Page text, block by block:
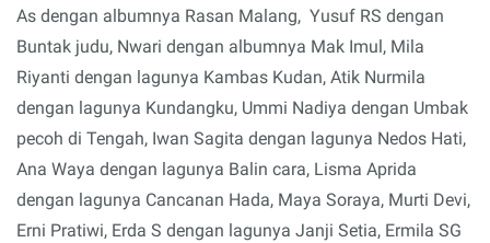
As dengan albumnya Rasan Malang, Yusuf RS dengan
Buntak judu, Nwari dengan albumnya Mak Imul, Mila
Riyanti dengan lagunya Kambas Kudan, Atik Nurmila
dengan lagunya Kundangku, Ummi Nadiya dengan Umbak
pecoh di Tengah, Iwan Sagita dengan lagunya Nedos Hati,
Ana Waya dengan lagunya Balin cara, Lisma Aprida
dengan lagunya Cancanan Hada, Maya Soraya, Murti Devi,
Erni Pratiwi, Erda S dengan lagunya Janji Setia, Ermila SG